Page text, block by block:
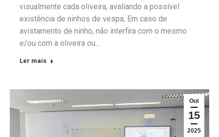
visualmente cada oliveira, avaliando a possível
existência de ninhos de vespa; Em caso de
avistamento de ninho, não interfira com o mesmo
e/ou com a oliveira ou…
Ler mais
Out
15
2025